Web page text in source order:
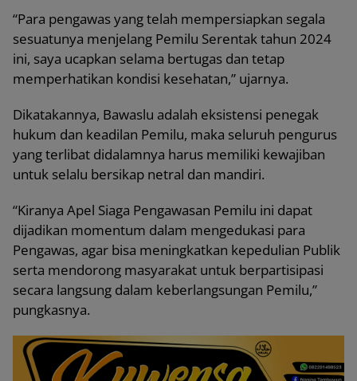
“Para pengawas yang telah mempersiapkan segala
sesuatunya menjelang Pemilu Serentak tahun 2024
ini, saya ucapkan selama bertugas dan tetap
memperhatikan kondisi kesehatan,” ujarnya.
Dikatakannya, Bawaslu adalah eksistensi penegak
hukum dan keadilan Pemilu, maka seluruh pengurus
yang terlibat didalamnya harus memiliki kewajiban
untuk selalu bersikap netral dan mandiri.
“Kiranya Apel Siaga Pengawasan Pemilu ini dapat
dijadikan momentum dalam mengedukasi para
Pengawas, agar bisa meningkatkan kepedulian Publik
serta mendorong masyarakat untuk berpartisipasi
secara langsung dalam keberlangsungan Pemilu,”
pungkasnya.